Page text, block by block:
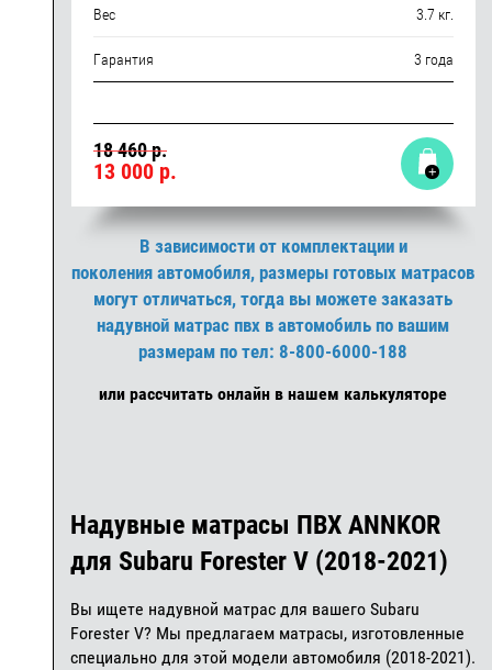
Вес 3.7 кг.
Гарантия 3 года
18 460 р.
13 000р.
В зависимости от комплектации и
поколения автомобиля, размеры готовых матрасов
могут отличаться, тогда вы можете заказать
надувной матрас пвх в автомобиль по вашим
размерам по тел: 8-800-6000-188
или рассчитать онлайн в нашем калькуляторе
Надувные матрасы ПВХ ANNKOR
для Subaru Forester V (2018-2021)
Вы ищете надувной матрас для вашего Subaru
Forester V? Мы предлагаем матрасы, изготовленные
специально для этой модели автомобиля (2018-2021).